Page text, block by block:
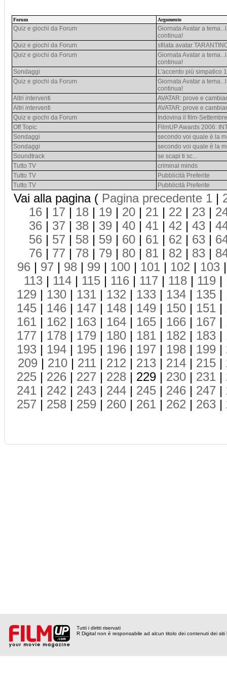
Forum Argomento
Quiz e giochi da Forum
Giornata Avatar a
continua!
Quiz e giochi da Forum
sfilata avatar
Quiz e giochi da Forum
Giornata Avatar a
continua!
Sondaggi
L'accento più simpatico 1
Quiz e giochi da Forum
Giornata Avatar a
continua!
Altri interventi
AVATAR: prove e
Altri interventi
AVATAR: prove e
Quiz e giochi da Forum
Indovina il film-
Off Topic
FilmUP Awards 2006:
Sondaggi
secondo voi quale è la
Sondaggi
secondo voi quale è la
Soundtrack
se scapi ti sc...
Tutto TV
criminal minds
Tutto TV
Pubblicità Preferite
Tutto TV
Pubblicità Preferite
Vai alla pagina ( Pagina precedente 1 |
16 | 17 | 18 | 19 | 20 | 21 | 22 | 23 |
36 | 37 | 38 | 39 | 40 | 41 | 42 | 43 |
56 | 57 | 58 | 59 | 60 | 61 | 62 | 63 |
76 | 77 | 78 | 79 | 80 | 81 | 82 | 83 |
96 | 97 | 98 | 99 | 100 | 101 | 102 | 103
113 | 114 | 115 | 116 | 117 | 118 | 119 |
129 | 130 | 131 | 132 | 133 | 134 | 135 |
145 | 146 | 147 | 148 | 149 | 150 | 151 |
161 | 162 | 163 | 164 | 165 | 166 | 167 |
177 | 178 | 179 | 180 | 181 | 182 | 183 |
193 | 194 | 195 | 196 | 197 | 198 | 199 |
209 | 210 | 211 | 212 | 213 | 214 | 215 |
225 | 226 | 227 | 228 | 229 | 230 | 231 |
241 | 242 | 243 | 244 | 245 | 246 | 247 |
257 | 258 | 259 | 260 | 261 | 262 | 263 |
Tutti i diritti riservati
R Digital non è responsabile ad alcun titolo dei contenuti dei siti